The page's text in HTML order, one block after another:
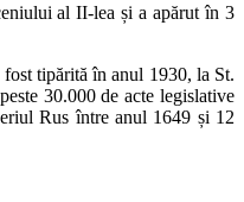
al II-lea și a apărut în 3
fost tipărită în anul 1930, la St.
30.000 de acte legislative
Rus între anul 1649 și 12